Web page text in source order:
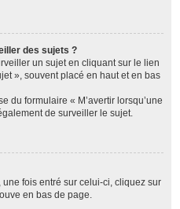
des sujets ?
un sujet en cliquant sur le lien
», souvent placé en haut et en bas
du formulaire « M’avertir lorsqu’une
de surveiller le sujet.
fois entré sur celui-ci, cliquez sur
en bas de page.